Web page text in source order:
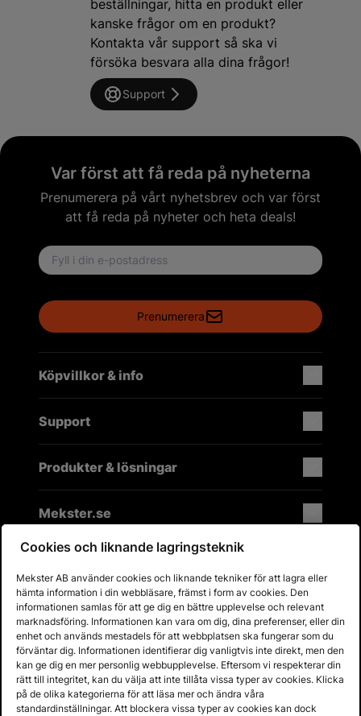
beställningar, hitta en produkt eller
kanske frågor om en produkt?
Kontakta vår support så ska vi
försöka besvara alla dina frågor!
Support
Var först att få reda på nyheterna
Prenumerera på vårt nyhetsbrev och var först
att få reda på nyheter och heta deals!
Email address
Prenumerera
Köpvillkor & info
Support
Produkter & lösningar
Mekster.se
Prisgaranti på reservdelar
Lager i Sverige
60 dagars öppet köp
Fria returer
Cookies och liknande lagringsteknik
Mekster AB använder cookies och liknande tekniker för att lagra eller
hämta information i din webbläsare, främst i form av cookies. Den
informationen samlas för att ge dig en bättre upplevelse och relevant
marknadsföring. Informationen kan vara om dig, dina preferenser, eller din
enhet och används mestadels för att webbplatsen ska fungerar som du
förväntar dig. Informationen identifierar dig vanligtvis inte direkt, men den
kan ge dig en mer personlig webbupplevelse. Eftersom vi respekterar din
rätt till integritet, kan du välja att inte tillåta vissa typer av cookies. Klicka
på de olika kategorierna för att läsa mer och ändra våra
standardinställningar. Att blockera vissa typer av cookies kan dock